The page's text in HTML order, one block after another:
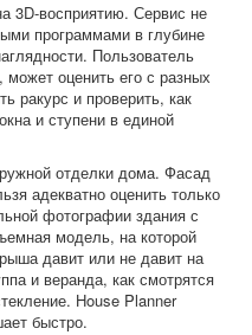
3D-восприятию. Сервис не
программами в глубине
Пользователь
оценить его с разных
ракурс и проверить, как
и ступени в единой
отделки дома. Фасад
адекватно оценить только
фотографии здания с
модель, на которой
давит или не давит на
и веранда, как смотрятся
House Planner
быстро.